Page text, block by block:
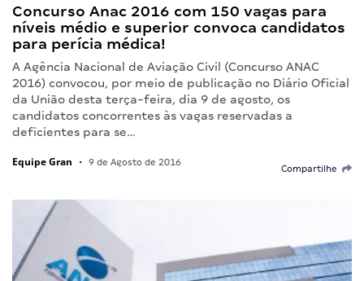
Concurso Anac 2016 com 150 vagas para
níveis médio e superior convoca candidatos
para perícia médica!
A Agência Nacional de Aviação Civil (Concurso ANAC
2016) convocou, por meio de publicação no Diário Oficial
da União desta terça-feira, dia 9 de agosto, os
candidatos concorrentes às vagas reservadas a
deficientes para se…
Equipe Gran • 9 de Agosto de 2016
Compartilhe